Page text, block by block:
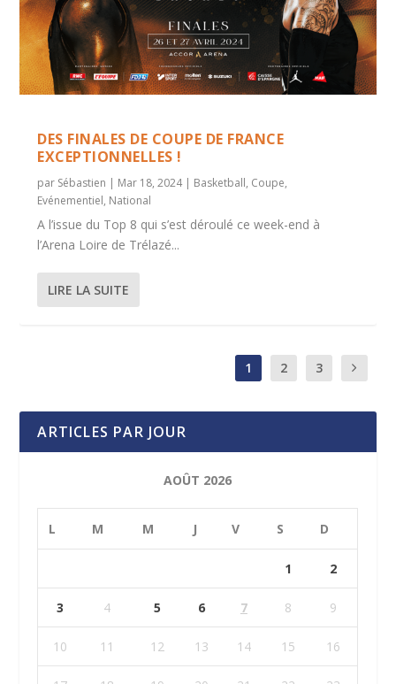
DES FINALES DE COUPE DE FRANCE
EXCEPTIONNELLES !
par Sébastien | Mar 18, 2024| Basketball, Coupe,
Evénementiel, National
A l’issue du Top 8 qui s’est déroulé ce week-end à
l’Arena Loire de Trélazé...
LIRE LA SUITE
1 2 3
ARTICLES PAR JOUR
AOÛT 2026
L M M J V S D
1 2
3 4 5 6 7 8 9
10 11 12 13 14 15 16